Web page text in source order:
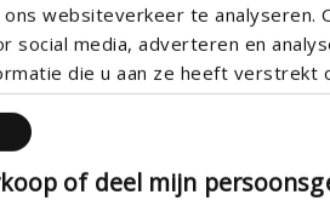
ons websiteverkeer te analyseren.
social media, adverteren en
die u aan ze heeft verstrekt
of deel mijn
Panovista
Perfect for